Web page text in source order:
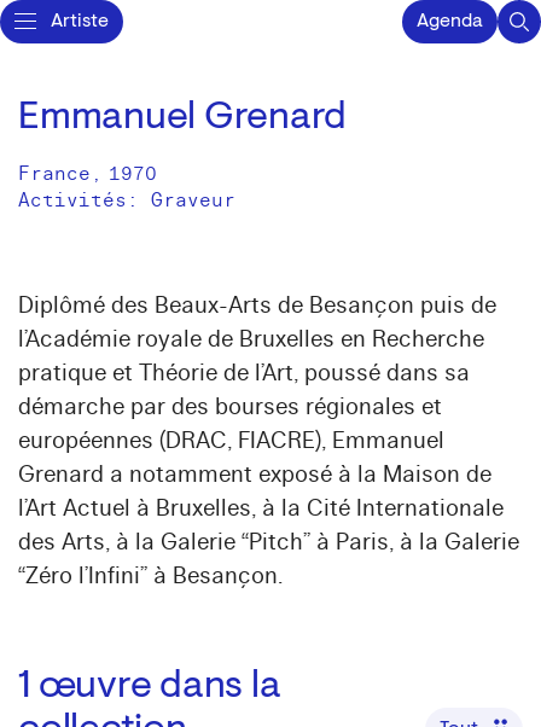
Artiste Agenda
Emmanuel Grenard
France , 1970
Activités: Graveur
Diplômé des Beaux-Arts de Besançon puis de
l’Académie royale de Bruxelles en Recherche
pratique et Théorie de l’Art, poussé dans sa
démarche par des bourses régionales et
européennes (DRAC, FIACRE), Emmanuel
Grenard a notamment exposé à la Maison de
l’Art Actuel à Bruxelles, à la Cité Internationale
des Arts, à la Galerie “Pitch” à Paris, à la Galerie
“Zéro l’Infini” à Besançon.
1 œuvre dans la